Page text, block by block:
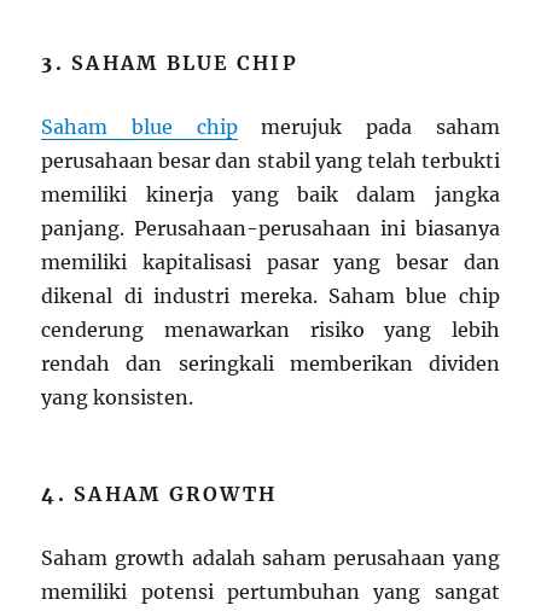
3. SAHAM BLUE CHIP
Saham blue chipmerujuk pada saham
perusahaan besar dan stabil yang telah terbukti
memiliki kinerja yang baik dalam jangka
panjang. Perusahaan-perusahaan ini biasanya
memiliki kapitalisasi pasar yang besar dan
dikenal di industri mereka. Saham blue chip
cenderung menawarkan risiko yang lebih
rendah dan seringkali memberikan dividen
yang konsisten.
4. SAHAM GROWTH
Saham growth adalah saham perusahaan yang
memiliki potensi pertumbuhan yang sangat